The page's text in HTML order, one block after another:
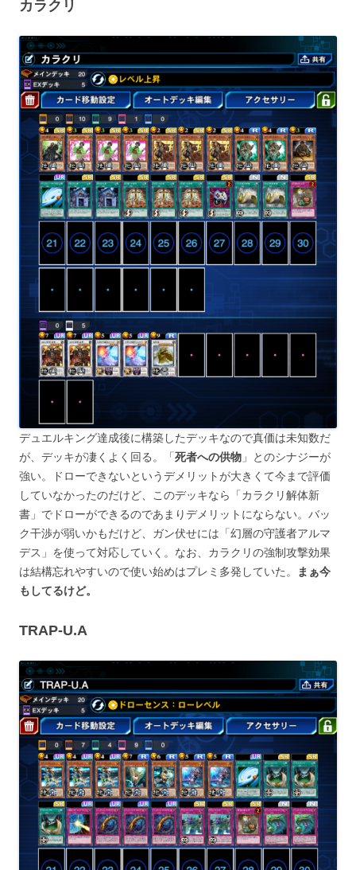
カラクリ
デュエルキング達成後に構築したデッキなので真価は未知数だ
が、デッキが凄くよく回る。「死者への供物 」とのシナジーが
強い。ドローできないというデメリットが大きくて今まで評価
していなかったのだけど、このデッキなら「カラクリ解体新
書」でドローができるのであまりデメリットにならない。バッ
ク干渉が弱いかもだけど、ガン伏せには「幻層の守護者アルマ
デス」を使って対応していく。なお、カラクリの強制攻撃効果
は結構忘れやすいので使い始めはプレミ多発していた。
まぁ今
もしてるけど。
TRAP-U.A